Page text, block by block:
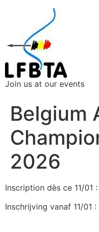
Join us at our events
Belgium
2026
Inscription dès ce 11/01 :
Inschrijving vanaf 11/01 :